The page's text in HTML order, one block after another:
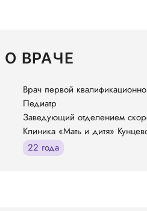
ВРАЧЕ
Врач первой
Педиатр
Заведующий отделением
Клиника «Мать и дитя»
22 года